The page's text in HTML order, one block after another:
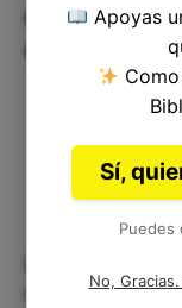
Caminos
Corta
recordatorio
Apoyas
Sí,
Puedes
No,